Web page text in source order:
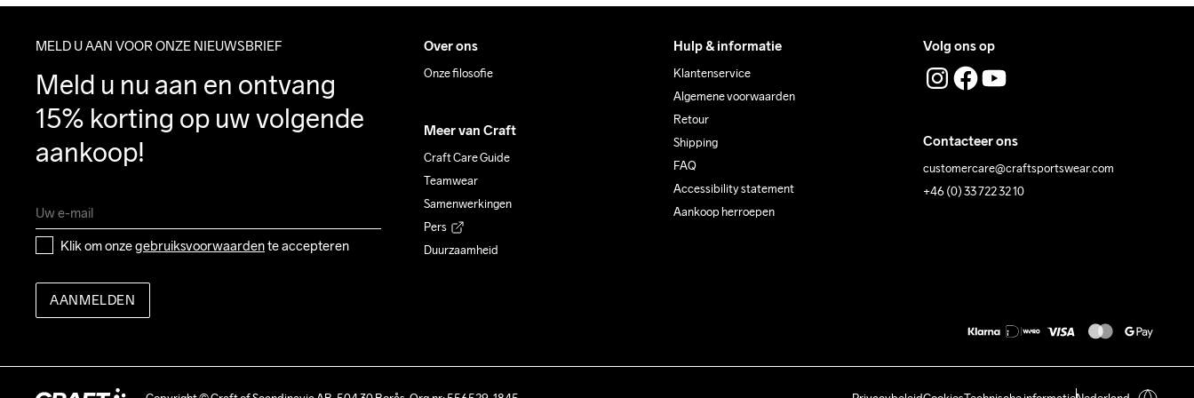
MELD U AAN VOOR ONZE NIEUWSBRIEF
Meld u nu aan en ontvang
15% korting op uw volgende
aankoop!
Klik om onze gebruiksvoorwaarden te accepteren
AANMELDEN
Over ons
Onze filosofie
Meer van Craft
Craft Care Guide
Teamwear
Samenwerkingen
Pers
Duurzaamheid
Hulp & informatie
Klantenservice
Algemene voorwaarden
Retour
Shipping
FAQ
Accessibility statement
Aankoop herroepen
Volg ons op
Contacteer ons
customercare@craftsportswear.com
+46 (0) 33 722 32 10